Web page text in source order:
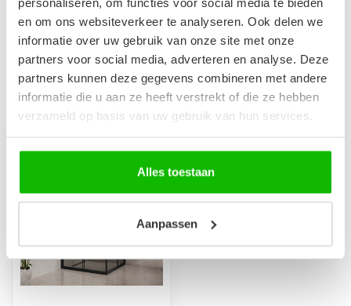
en om ons websiteverkeer te analyseren. Ook delen we
informatie over uw gebruik van onze site met onze
partners voor social media, adverteren en analyse. Deze
partners kunnen deze gegevens combineren met andere
informatie die u aan ze heeft verstrekt of die ze hebben
verzameld op basis van uw gebruik van hun services.
Alles toestaan
Aanpassen
mengkraan - Zwart
Op voorraad
€199,00
€179,00
Recent bekeken